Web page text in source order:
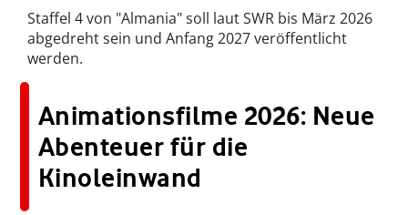
Staffel 4 von "Almania" soll laut SWR bis März 2026
abgedreht sein und Anfang 2027 veröffentlicht
werden.
Animationsfilme 2026: Neue
Abenteuer für die
Kinoleinwand